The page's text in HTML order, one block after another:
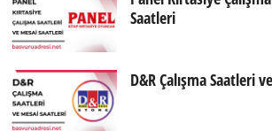
Saatleri
D&R Çalışma Saatleri